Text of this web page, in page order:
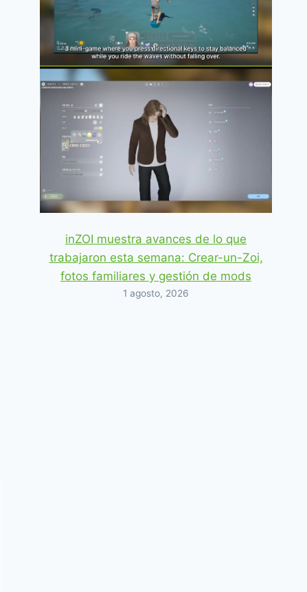
Imagen: Nueva imagen de Los
Sims 4 ¿Quedamos?
Davey 23 octubre, 2015
inZOI muestra avances de lo que
trabajaron esta semana: Crear-un-Zoi,
fotos familiares y gestión de mods
1 agosto, 2026